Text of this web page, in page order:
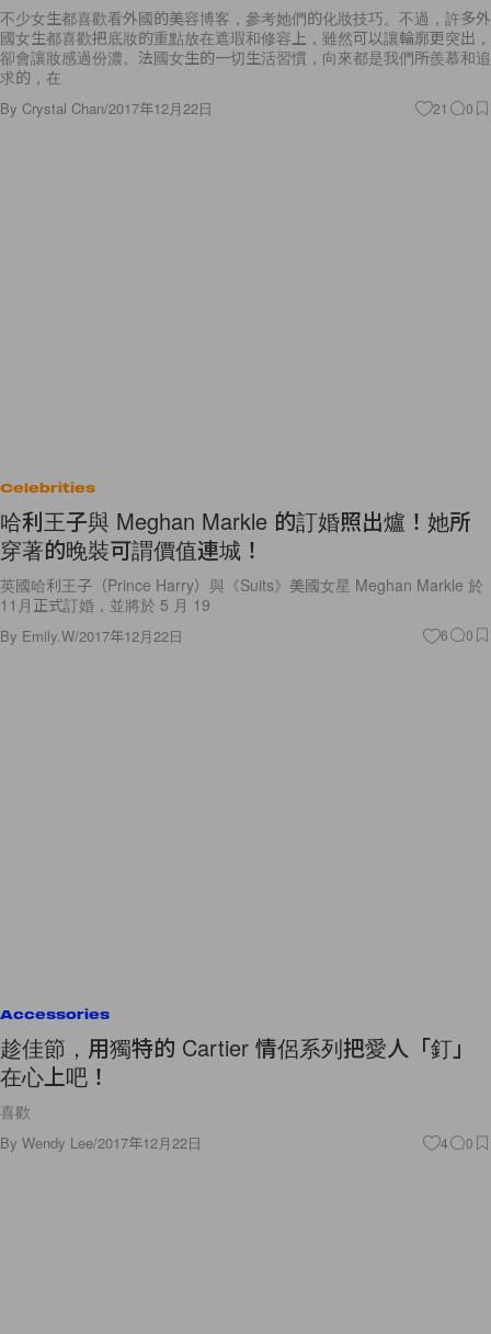
不少女生都喜歡看外國的美容博客，參考她們的化妝技巧。不過，許多外
國女生都喜歡把底妝的重點放在遮瑕和修容上，雖然可以讓輪廓更突出，
卻會讓妝感過份濃。法國女生的一切生活習慣，向來都是我們所羨慕和追
求的，在
By Crystal Chan/2017年12月22日 21 0
Celebrities
哈利王子與 Meghan Markle 的訂婚照出爐！她所
穿著的晚裝可謂價值連城！
英國哈利王子（Prince Harry）與《Suits》美國女星 Meghan Markle 於
11月正式訂婚，並將於 5 月 19
By Emily.W/2017年12月22日 6 0
Accessories
趁佳節，用獨特的 Cartier 情侶系列把愛人「釘」
在心上吧！
喜歡
By Wendy Lee/2017年12月22日 4 0